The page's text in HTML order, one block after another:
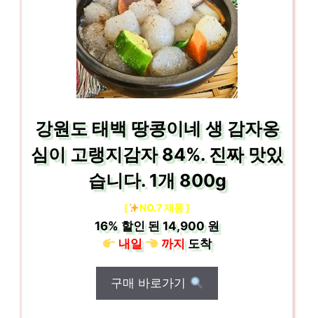
강원도 태백 땅콩이네 생 감자옹
심이 고랭지감자 84%. 진짜 맛있
습니다. 1개 800g
[ NO.7 제품 ]
16%할인 된14,900 원
내일
까지도착
구매 바로가기